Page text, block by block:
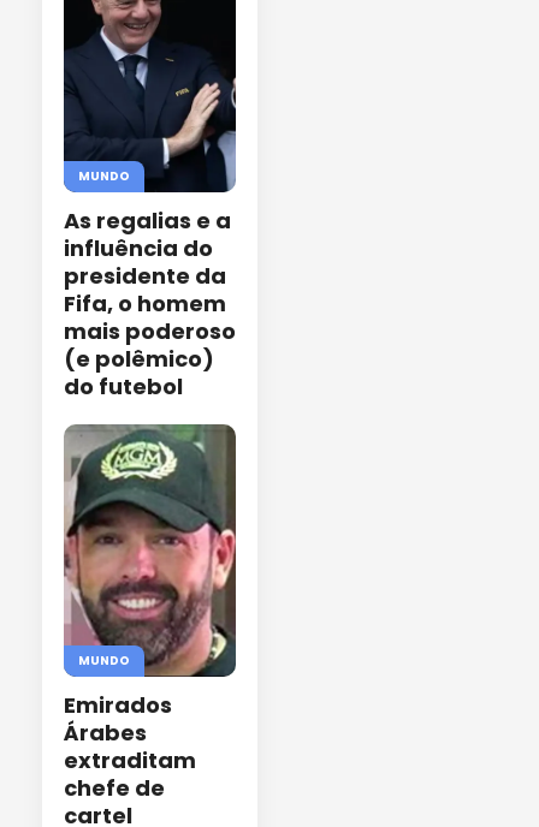
MUNDO
As regalias e a
influência do
presidente da
Fifa, o homem
mais poderoso
(e polêmico)
do futebol
MUNDO
Emirados
Árabes
extraditam
chefe de
cartel